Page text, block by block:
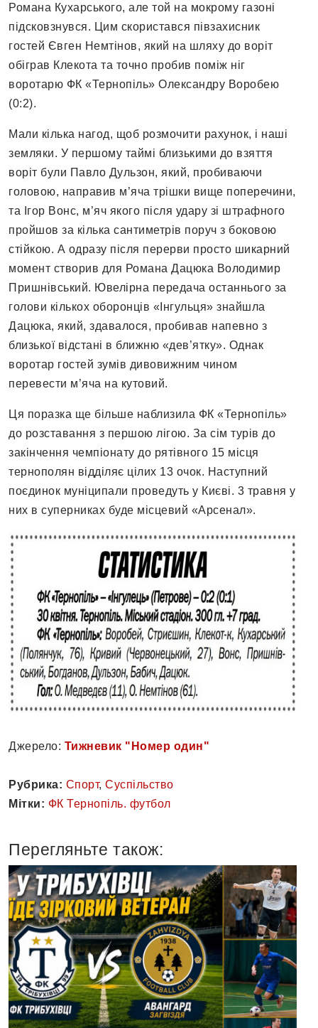
Романа Кухарського, але той на мокрому газоні
підсковзнувся. Цим скористався півзахисник
гостей Євген Немтінов, який на шляху до воріт
обіграв Клекота та точно пробив поміж ніг
воротарю ФК «Тернопіль» Олександру Воробею
(0:2).
Мали кілька нагод, щоб розмочити рахунок, і наші
земляки. У першому таймі близькими до взяття
воріт були Павло Дульзон, який, пробиваючи
головою, направив м’яча трішки вище поперечини,
та Ігор Вонс, м’яч якого після удару зі штрафного
пройшов за кілька сантиметрів поруч з боковою
стійкою. А одразу після перерви просто шикарний
момент створив для Романа Дацюка Володимир
Пришнівський. Ювелірна передача останнього за
голови кількох оборонців «Інгульця» знайшла
Дацюка, який, здавалося, пробивав напевно з
близької відстані в ближню «дев’ятку». Однак
воротар гостей зумів дивовижним чином
перевести м’яча на кутовий.
Ця поразка ще більше наблизила ФК «Тернопіль»
до розставання з першою лігою. За сім турів до
закінчення чемпіонату до рятівного 15 місця
тернополян відділяє цілих 13 очок. Наступний
поєдинок муніципали проведуть у Києві. 3 травня у
них в суперниках буде місцевий «Арсенал».
Джерело: Тижневик "Номер один"
Рубрика: Спорт, Суспільство
Мітки: ФК Тернопіль. футбол
Перегляньте також: